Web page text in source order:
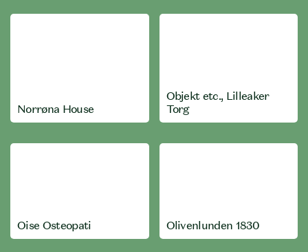
Norrøna House
Objekt etc., Lilleaker
Torg
Oise Osteopati Olivenlunden 1830